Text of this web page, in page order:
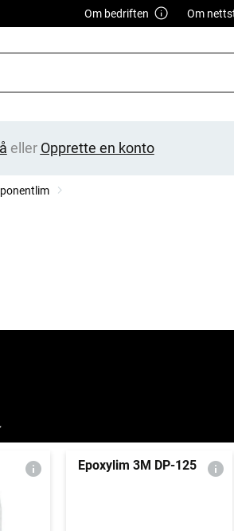
Om bedriften Om
eller Opprette en konto
Epoxylim 3M DP-125